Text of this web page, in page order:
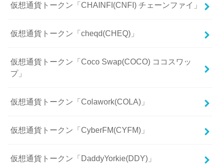
仮想通貨トークン「CHAINFI(CNFI) チェーンファイ」
仮想通貨トークン「cheqd(CHEQ)」
仮想通貨トークン「Coco Swap(COCO) ココスワッ
プ」
仮想通貨トークン「Colawork(COLA)」
仮想通貨トークン「CyberFM(CYFM)」
仮想通貨トークン「DaddyYorkie(DDY)」